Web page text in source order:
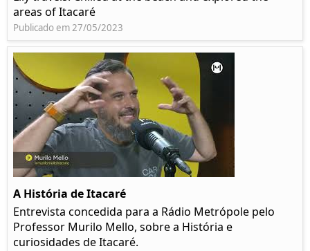
areas of Itacaré
Publicado em 27/05/2023
A História de Itacaré
Entrevista concedida para a Rádio Metrópole pelo
Professor Murilo Mello, sobre a História e
curiosidades de Itacaré.